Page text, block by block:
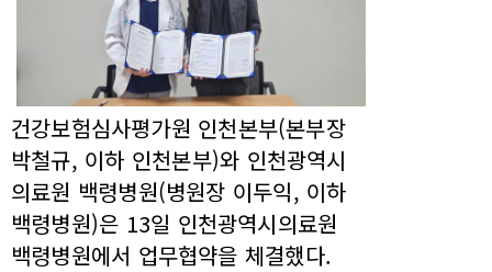
건강보험심사평가원 인천본부(본부장
박철규, 이하 인천본부)와 인천광역시
의료원 백령병원(병원장 이두익, 이하
백령병원)은 13일 인천광역시의료원
백령병원에서 업무협약을 체결했다.